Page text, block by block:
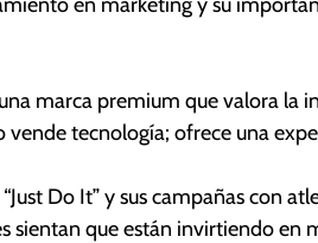
marca premium que valora la
tecnología; ofrece una
Do It” y sus campañas con
sientan que están invirtiendo en